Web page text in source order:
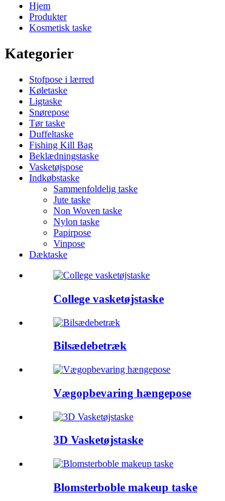
Hjem
Produkter
Kosmetisk taske
Kategorier
Stofpose i lærred
Køletaske
Ligtaske
Snørepose
Tør taske
Duffeltaske
Fishing Kill Bag
Beklædningstaske
Vasketøjspose
Indkøbstaske
Sammenfoldelig taske
Jute taske
Non Woven taske
Nylon taske
Papirpose
Vinpose
Dæktaske
College vasketøjstaske
Bilsædebetræk
Vægopbevaring hængepose
3D Vasketøjstaske
Blomsterboble makeup taske